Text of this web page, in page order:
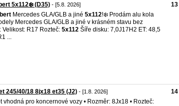
5x112❄️ (D35) - [5.8. 2026]
Mercedes GLA/GLB a jiné 5x112!❄️ Prodám alu kola
Mercedes GLA/GLB a jiné v krásném stavu bez
Velikost: R17 Rozteč: 5x112 Šíře disku: 7,0J17H2 ET: 48,5
...
245/40/18 8jx18 et35 (J2) - [1.8. 2026]
vhodná pro koncernové vozy • Rozměr: 8Jx18 • Rozteč: